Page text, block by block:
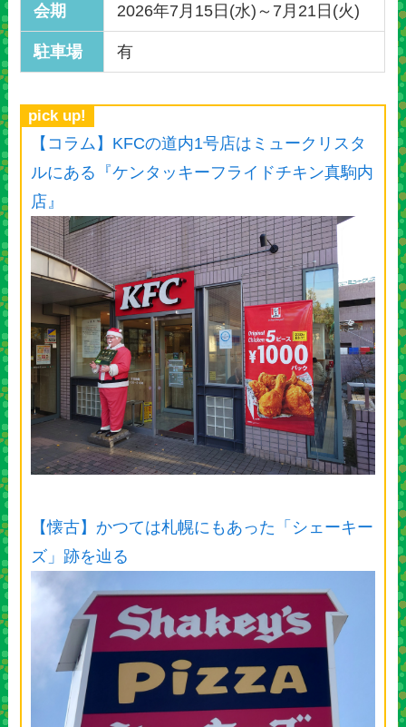
会期 2026年7月15日(水)～7月21日(火)
駐車場 有
pick up!
【コラム】KFCの道内1号店はミュークリスタ
ルにある『ケンタッキーフライドチキン真駒内
店』
【懐古】かつては札幌にもあった「シェーキー
ズ」跡を辿る